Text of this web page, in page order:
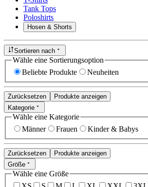
Tank Tops
Poloshirts
Hosen & Shorts
Sortieren nach
Wähle eine Sortierungsoption
Beliebte Produkte
Neuheiten
Zurücksetzen
Produkte anzeigen
Kategorie
Wähle eine Kategorie
Männer
Frauen Kinder & Babys
Zurücksetzen
Produkte anzeigen
Größe
Wähle eine Größe